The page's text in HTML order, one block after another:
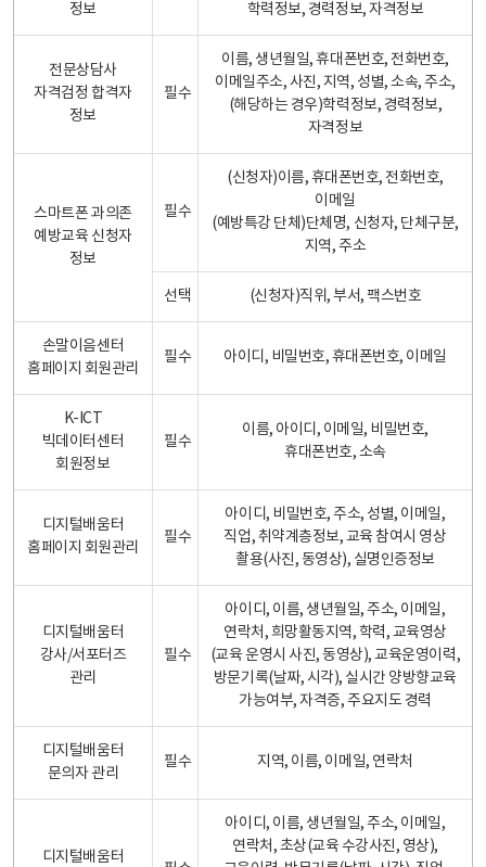
정보
학력정보, 경력정보, 자격정보
전문상담사
자격검정 합격자
정보
필수
이름, 생년월일, 휴대폰번호, 전화번호,
이메일주소, 사진, 지역, 성별, 소속, 주소,
(해당하는 경우)학력정보, 경력정보,
자격정보
스마트폰 과의존
예방교육 신청자
정보
필수
(신청자)이름, 휴대폰번호, 전화번호,
이메일
(예방특강 단체)단체명, 신청자, 단체구분,
지역, 주소
선택 (신청자)직위, 부서, 팩스번호
손말이음센터
홈페이지 회원관리
필수 아이디, 비밀번호, 휴대폰번호, 이메일
K-ICT
빅데이터센터
회원정보
필수
이름, 아이디, 이메일, 비밀번호,
휴대폰번호, 소속
디지털배움터
홈페이지 회원관리
필수
아이디, 비밀번호, 주소, 성별, 이메일,
직업, 취약계층정보, 교육 참여시 영상
촬용(사진, 동영상), 실명인증정보
디지털배움터
강사/서포터즈
관리
필수
아이디, 이름, 생년월일, 주소, 이메일,
연락처, 희망활동지역, 학력, 교육영상
(교육 운영시 사진, 동영상), 교육운영이력,
방문기록(날짜, 시각), 실시간 양방향교육
가능여부, 자격증, 주요지도 경력
디지털배움터
문의자 관리
필수 지역, 이름, 이메일, 연락처
디지털배움터
아이디, 이름, 생년월일, 주소, 이메일,
연락처, 초상(교육 수강사진, 영상),